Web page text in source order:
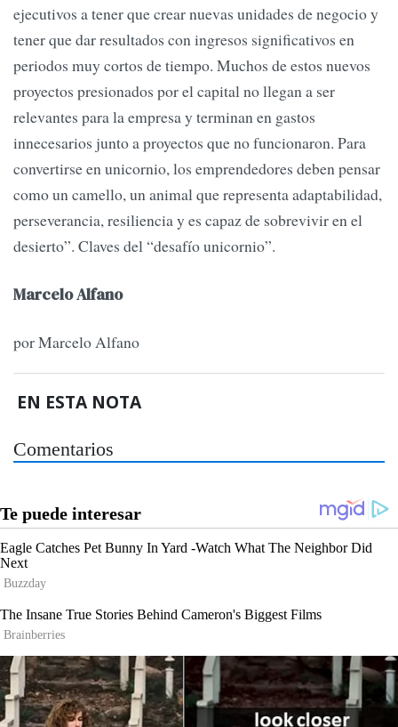
ejecutivos a tener que crear nuevas unidades de negocio y
tener que dar resultados con ingresos significativos en
periodos muy cortos de tiempo. Muchos de estos nuevos
proyectos presionados por el capital no llegan a ser
relevantes para la empresa y terminan en gastos
innecesarios junto a proyectos que no funcionaron. Para
convertirse en unicornio, los emprendedores deben pensar
como un camello, un animal que representa adaptabilidad,
perseverancia, resiliencia y es capaz de sobrevivir en el
desierto”. Claves del “desafío unicornio”.
Marcelo Alfano
por Marcelo Alfano
EN ESTA NOTA
Comentarios